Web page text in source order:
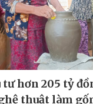
tư hơn 205 tỷ
thuật làm